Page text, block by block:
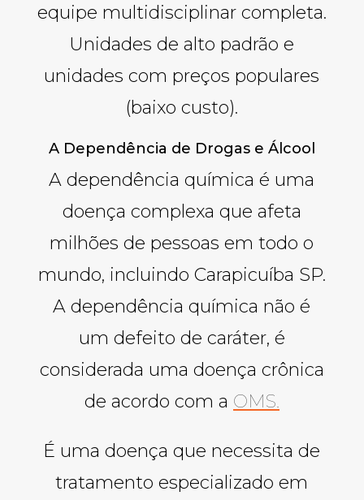
equipe multidisciplinar completa.
Unidades de alto padrão e
unidades com preços populares
(baixo custo).
A Dependência de Drogas e Álcool
A dependência química é uma
doença complexa que afeta
milhões de pessoas em todo o
mundo, incluindo Carapicuíba SP.
A dependência química não é
um defeito de caráter, é
considerada uma doença crônica
de acordo com a OMS.
É uma doença que necessita de
tratamento especializado em